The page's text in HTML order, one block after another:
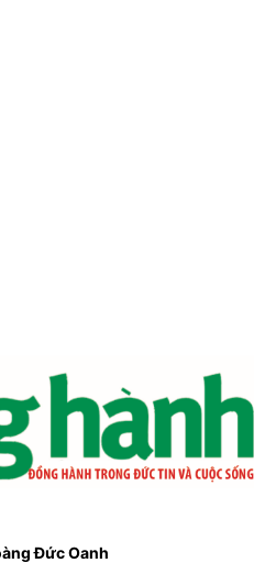
Đức Oanh